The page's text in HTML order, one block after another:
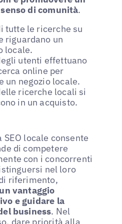
di comunità.
tutte le ricerche su
riguardano un
locale.
utenti effettuano
online per
un negozio locale.
ricerche locali si
in un acquisto.
locale consente
di competere
con i concorrenti
nel loro
riferimento,
vantaggio
e guidare la
business. Nel
dare priorità alla